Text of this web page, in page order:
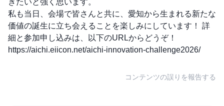
私も当日、会場で皆さんと共に、愛知から生まれる新たな
価値の誕生に立ち会えることを楽しみにしています！ 詳
細と参加申し込みは、以下のURLからどうぞ！
https://aichi.eiicon.net/aichi-innovation-challenge2026/
コンテンツの誤りを報告する